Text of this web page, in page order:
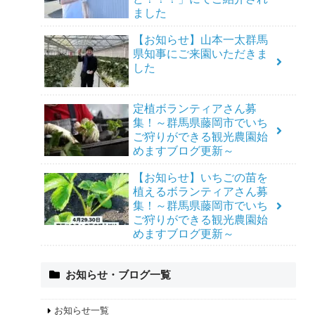
ました
【お知らせ】山本一太群馬
県知事にご来園いただきま
した
定植ボランティアさん募
集！～群馬県藤岡市でいち
ご狩りができる観光農園始
めますブログ更新～
【お知らせ】いちごの苗を
植えるボランティアさん募
集！～群馬県藤岡市でいち
ご狩りができる観光農園始
めますブログ更新～
お知らせ・ブログ一覧
お知らせ一覧